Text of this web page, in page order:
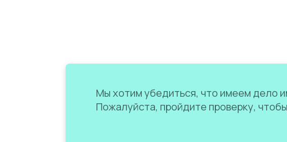
Мы хотим убедиться, что имеем дело
Пожалуйста, пройдите проверку,